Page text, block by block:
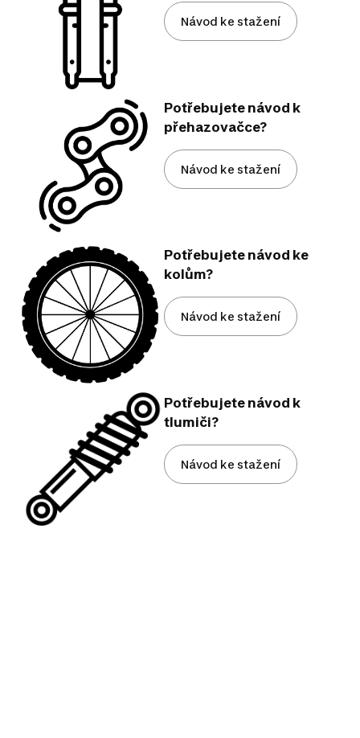
Návod ke stažení
Potřebujete návod k
přehazovačce?
Návod ke stažení
Potřebujete návod ke
kolům?
Návod ke stažení
Potřebujete návod k
tlumiči?
Návod ke stažení